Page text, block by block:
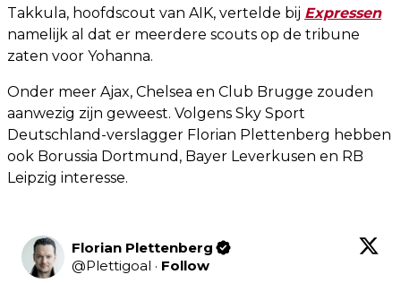
Takkula, hoofdscout van AIK, vertelde bij Expressen
namelijk al dat er meerdere scouts op de tribune
zaten voor Yohanna.
Onder meer Ajax, Chelsea en Club Brugge zouden
aanwezig zijn geweest. Volgens Sky Sport
Deutschland-verslagger Florian Plettenberg hebben
ook Borussia Dortmund, Bayer Leverkusen en RB
Leipzig interesse.
Florian Plettenberg
@Plettigoal · Follow